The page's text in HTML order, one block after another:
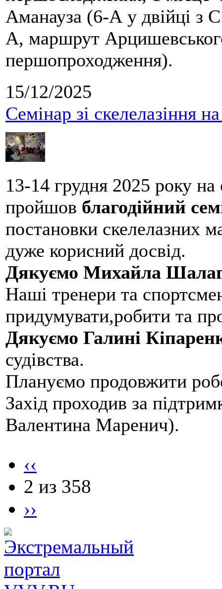
Аманауза (6-А у двійці з
А, маршрут
першопроходження).
15/12/2025
Семінар зі скелелазіння
13-14 грудня 2025 року
пройшов благодійний
постановки скелелазних
дуже корисний досвід.
Дякуємо Михайла
Наші тренери та
придумувати,робити та
Дякуємо Галині
судівства.
Плануємо продовжити
Захід проходив за
Валентина Маренич).
‹‹
2 из 358
››